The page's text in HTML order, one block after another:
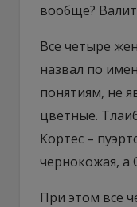
вообще?
Все четыре
назвал по
понятиям, не
цветные.
Кортес –
чернокожая, а
При этом все